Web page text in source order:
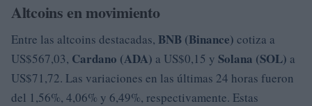
Altcoins en movimiento
Entre las altcoins destacadas, BNB (Binance) cotiza a
US$567,03, Cardano (ADA) a US$0,15 y Solana (SOL) a
US$71,72. Las variaciones en las últimas 24 horas fueron
del 1,56%, 4,06% y 6,49%, respectivamente. Estas